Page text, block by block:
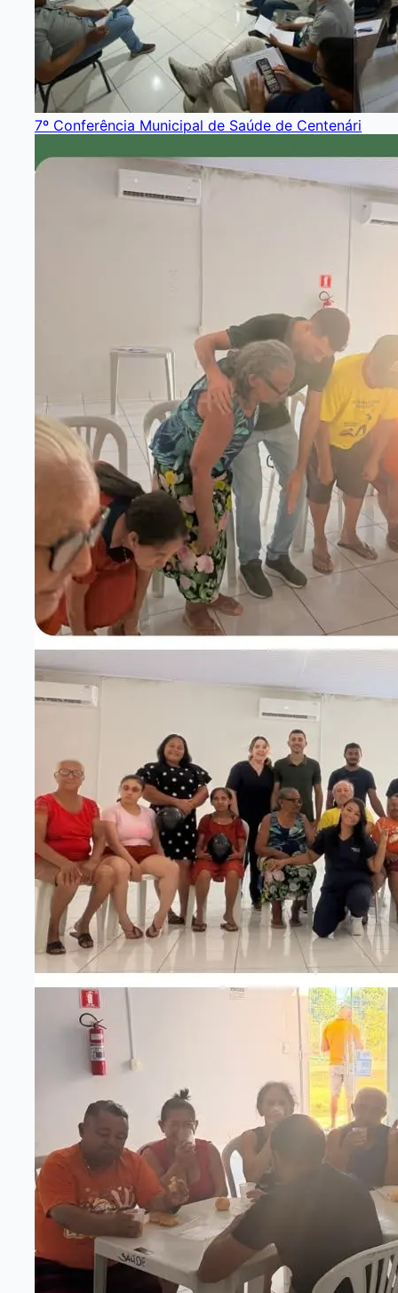
7º Conferência Municipal de Saúde de Centenári